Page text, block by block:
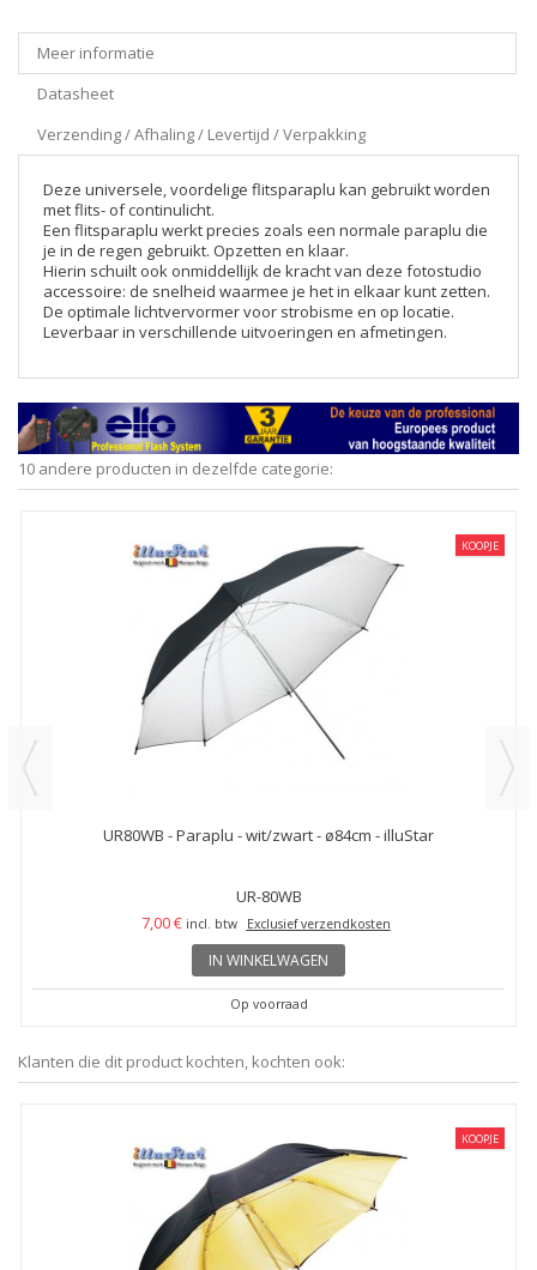
Meer informatie
Datasheet
Verzending / Afhaling / Levertijd / Verpakking
Deze universele, voordelige flitsparaplu kan gebruikt worden
met flits- of continulicht.
Een flitsparaplu werkt precies zoals een normale paraplu die
je in de regen gebruikt. Opzetten en klaar.
Hierin schuilt ook onmiddellijk de kracht van deze fotostudio
accessoire: de snelheid waarmee je het in elkaar kunt zetten.
De optimale lichtvervormer voor strobisme en op locatie.
Leverbaar in verschillende uitvoeringen en afmetingen.
10 andere producten in dezelfde categorie:
KOOPJE
UR80WB - Paraplu - wit/zwart - ø84cm - illuStar
UR-80WB
7,00 € incl. btw Exclusief verzendkosten
IN WINKELWAGEN
Op voorraad
Klanten die dit product kochten, kochten ook:
KOOPJE